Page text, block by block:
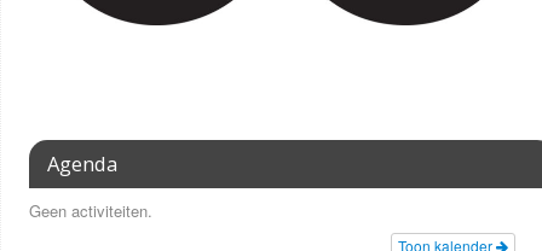
Agenda
Geen activiteiten.
Toon kalender